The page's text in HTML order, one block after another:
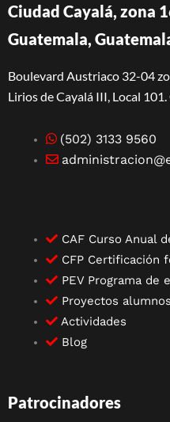
Ciudad Cayalá, zona
Guatemala,
Boulevard Austriaco 32-04
Lirios de Cayalá III, Local
(502) 3133 9560
CAF Curso Anual
CFP Certificación
PEV Programa de
Proyectos alumnos
Actividades
Blog
Patrocinadores